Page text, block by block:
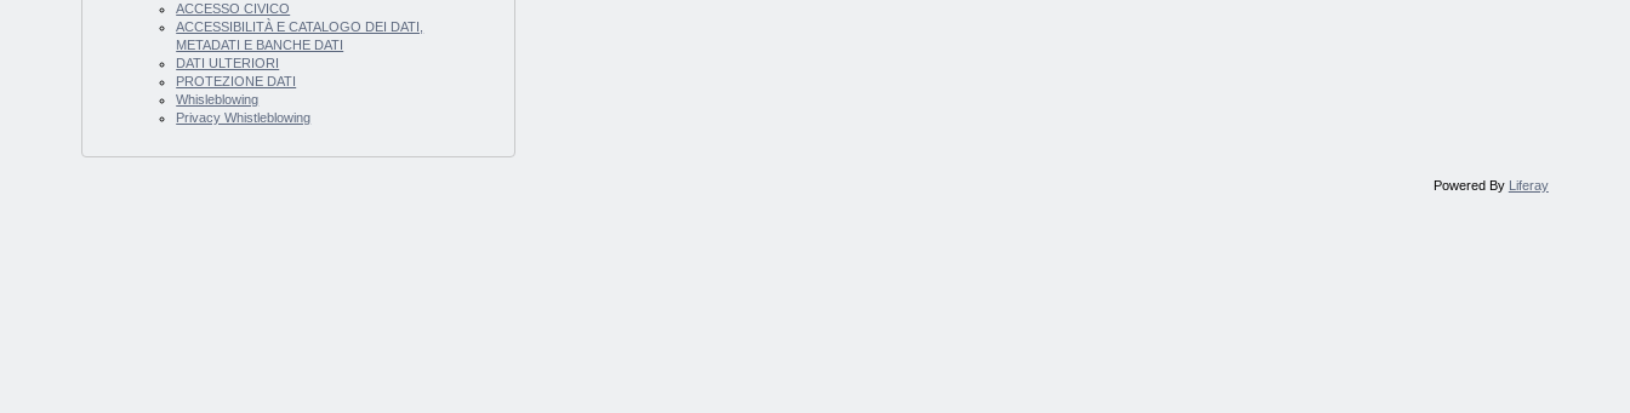
ACCESSO CIVICO
ACCESSIBILITÀ E CATALOGO DEI DATI,
METADATI E BANCHE DATI
DATI ULTERIORI
PROTEZIONE DATI
Whisleblowing
Privacy Whistleblowing
Powered By Liferay